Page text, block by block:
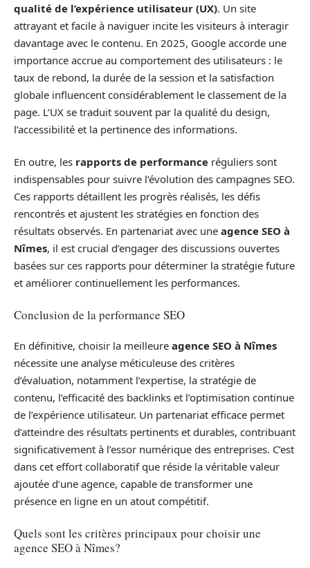
qualité de l’expérience utilisateur (UX). Un site
attrayant et facile à naviguer incite les visiteurs à interagir
davantage avec le contenu. En 2025, Google accorde une
importance accrue au comportement des utilisateurs : le
taux de rebond, la durée de la session et la satisfaction
globale influencent considérablement le classement de la
page. L’UX se traduit souvent par la qualité du design,
l’accessibilité et la pertinence des informations.
En outre, les rapports de performance réguliers sont
indispensables pour suivre l’évolution des campagnes SEO.
Ces rapports détaillent les progrès réalisés, les défis
rencontrés et ajustent les stratégies en fonction des
résultats observés. En partenariat avec une agence SEO à
Nîmes, il est crucial d’engager des discussions ouvertes
basées sur ces rapports pour déterminer la stratégie future
et améliorer continuellement les performances.
Conclusion de la performance SEO
En définitive, choisir la meilleure agence SEO à Nîmes
nécessite une analyse méticuleuse des critères
d’évaluation, notamment l’expertise, la stratégie de
contenu, l’efficacité des backlinks et l’optimisation continue
de l’expérience utilisateur. Un partenariat efficace permet
d’atteindre des résultats pertinents et durables, contribuant
significativement à l’essor numérique des entreprises. C’est
dans cet effort collaboratif que réside la véritable valeur
ajoutée d’une agence, capable de transformer une
présence en ligne en un atout compétitif.
Quels sont les critères principaux pour choisir une
agence SEO à Nîmes?